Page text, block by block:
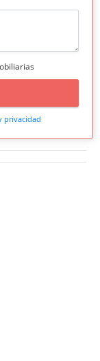
privacidad